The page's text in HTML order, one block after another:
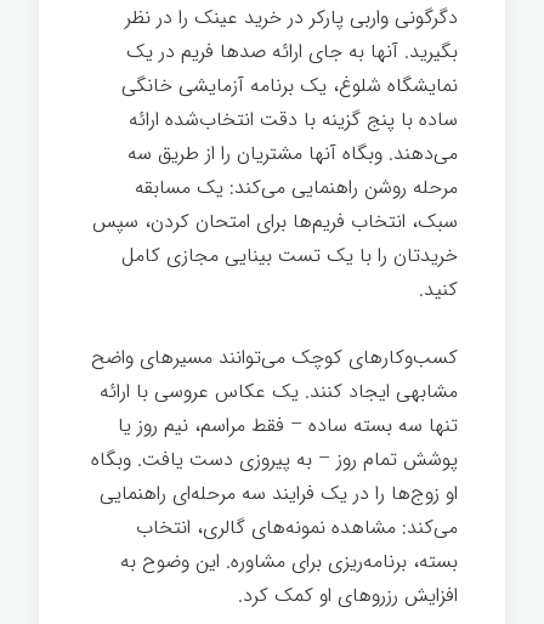
دگرگونی واربی پارکر در خرید عینک را در نظر
بگیرید. آنها به جای ارائه صدها فریم در یک
نمایشگاه شلوغ، یک برنامه آزمایشی خانگی
ساده با پنج گزینه با دقت انتخاب‌شده ارائه
می‌دهند. وبگاه آنها مشتریان را از طریق سه
مرحله روشن راهنمایی می‌کند: یک مسابقه
سبک، انتخاب فریم‌ها برای امتحان کردن، سپس
خریدتان را با یک تست بینایی مجازی کامل
کنید.
کسب‌وکارهای کوچک می‌توانند مسیرهای واضح
مشابهی ایجاد کنند. یک عکاس عروسی با ارائه
تنها سه بسته ساده – فقط مراسم، نیم روز یا
پوشش تمام روز – به پیروزی دست یافت. وبگاه
او زوج‌ها را در یک فرایند سه مرحله‌ای راهنمایی
می‌کند: مشاهده نمونه‌های گالری، انتخاب
بسته، برنامه‌ریزی برای مشاوره. این وضوح به
افزایش رزروهای او کمک کرد.